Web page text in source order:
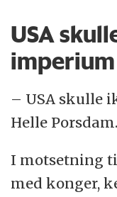
USA
imperium
– USA skulle
Helle Porsdam.
I motsetning
med konger,